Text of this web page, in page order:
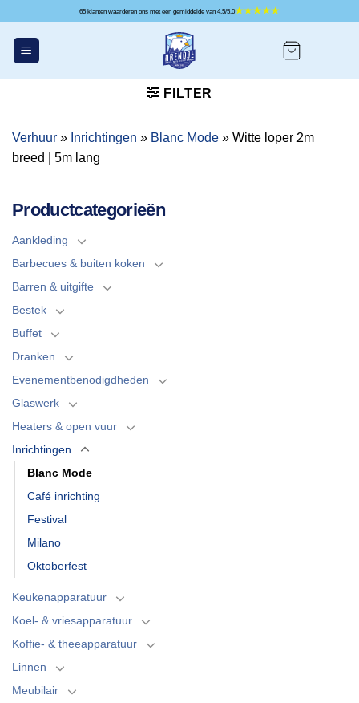
inhoud
65 klanten waarderen ons met een gemiddelde van 4.5/5.0
FILTER
Verhuur » Inrichtingen » Blanc Mode » Witte loper 2m
breed | 5m lang
Productcategorieën
Aankleding
Barbecues & buiten koken
Barren & uitgifte
Bestek
Buffet
Dranken
Evenementbenodigdheden
Glaswerk
Heaters & open vuur
Inrichtingen
Blanc Mode
Café inrichting
Festival
Milano
Oktoberfest
Keukenapparatuur
Koel- & vriesapparatuur
Koffie- & theeapparatuur
Linnen
Meubilair